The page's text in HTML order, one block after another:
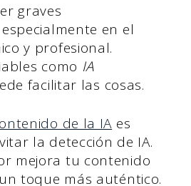
graves
en el
y profesional.
como IA
facilitar las cosas.
de la IA es
la detección de IA.
mejora tu contenido
toque más auténtico.